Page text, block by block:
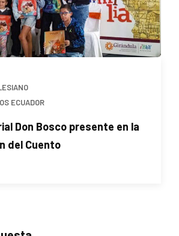
ECUADOR
Don Bosco presente en la
del Cuento